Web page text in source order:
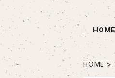
HOME
HOME